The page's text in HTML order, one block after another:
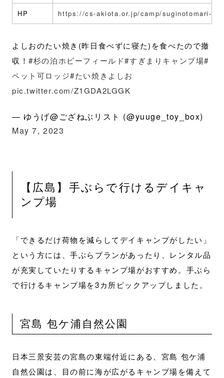
HP https://cs-akiota.or.jp/camp/suginotomari-
よしおのたい焼き(昨日食べずに寝た)を食べたので撤
収！#杉の泊ホビーフィールド#すぎまりキャンプ場#
ペット可ロッジ#たい焼きよしお
pic.twitter.com/Z1GDA2LGGK
— ゆうげ@ござねぶリスト (@yuuge_toy_box)
May 7, 2023
【広島】手ぶらで行けるデイキャ
ンプ場
「できるだけ荷物を減らしてデイキャンプがしたい」
という方には、手ぶらプランがあったり、レンタル品
が充実していたりするキャンプ場がおすすめ。手ぶら
で行けるキャンプ場を3カ所ピックアップしました。
宮島 包ケ浦自然公園
日本三景安芸の宮島の東端付近にある、宮島 包ケ浦
自然公園は、目の前に海が広がるキャンプ場を備えて